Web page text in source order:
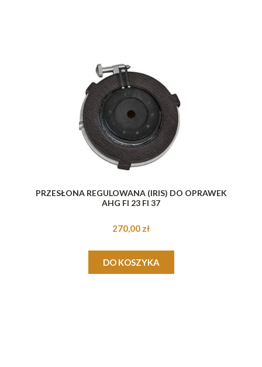
PRZESŁONA REGULOWANA (IRIS) DO OPRAWEK
AHG FI 23 FI 37
270,00 zł
DO KOSZYKA